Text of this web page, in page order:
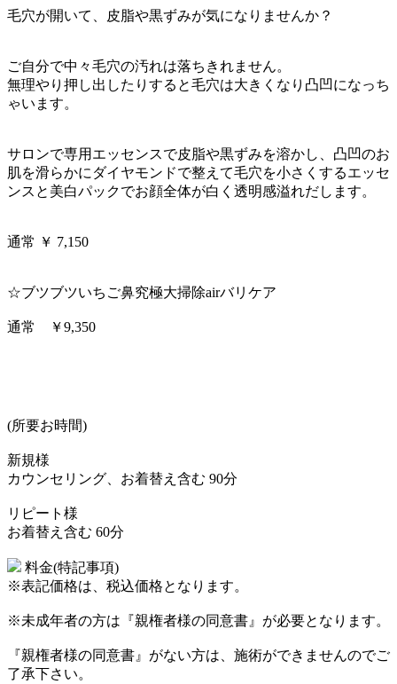
毛穴が開いて、皮脂や黒ずみが気になりませんか？
ご自分で中々毛穴の汚れは落ちきれません。
無理やり押し出したりすると毛穴は大きくなり凸凹になっち
ゃいます。
サロンで専用エッセンスで皮脂や黒ずみを溶かし、凸凹のお
肌を滑らかにダイヤモンドで整えて毛穴を小さくするエッセ
ンスと美白パックでお顔全体が白く透明感溢れだします。
通常 ￥ 7,150
☆ブツブツいちご鼻究極大掃除airバリケア
通常 ￥9,350
(所要お時間)
新規様
カウンセリング、お着替え含む 90分
リピート様
お着替え含む 60分
料金(特記事項)
※表記価格は、税込価格となります。
※未成年者の方は『親権者様の同意書』が必要となります。
『親権者様の同意書』がない方は、施術ができませんのでご
了承下さい。